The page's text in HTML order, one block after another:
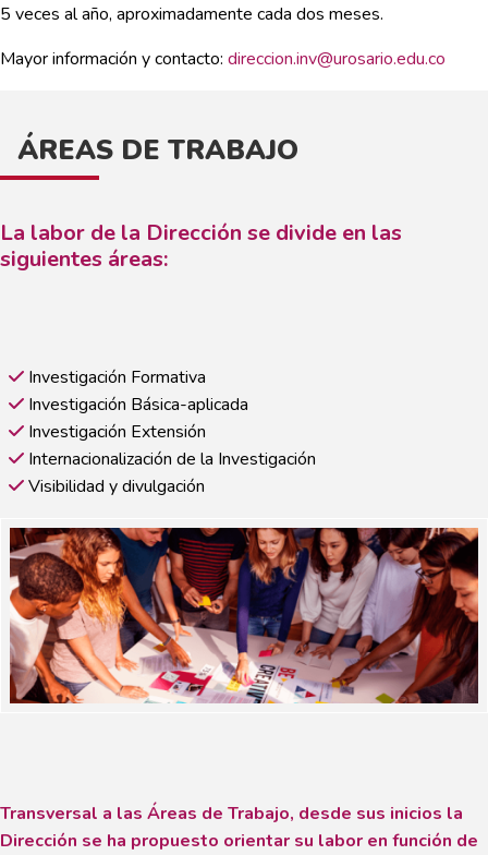
5 veces al año, aproximadamente cada dos meses.
Mayor información y contacto: direccion.inv@urosario.edu.co
ÁREAS DE TRABAJO
La labor de la Dirección se divide en las
siguientes áreas:
Investigación Formativa
Investigación Básica-aplicada
Investigación Extensión
Internacionalización de la Investigación
Visibilidad y divulgación
Transversal a las Áreas de Trabajo, desde sus inicios la
Dirección se ha propuesto orientar su labor en función de